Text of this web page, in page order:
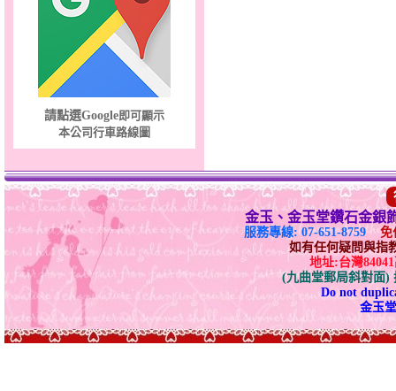
請點選Google即可顯示
本公司行車路線圖
金玉、金玉堂鑽石金銀
服務專線: 07-651-8759
免
如有任何疑問與指
地址:台灣
(九曲堂郵局斜對面)
Do not
金玉